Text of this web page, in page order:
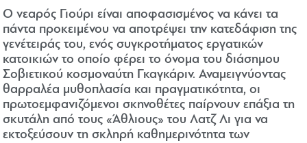
Ο νεαρός Γιούρι είναι αποφασισμένος να κάνει τα
πάντα προκειμένου να αποτρέψει την κατεδάφιση της
γενέτειράς του, ενός συγκροτήματος εργατικών
κατοικιών το οποίο φέρει το όνομα του διάσημου
Σοβιετικού κοσμοναύτη Γκαγκάριν. Αναμειγνύοντας
θαρραλέα μυθοπλασία και πραγματικότητα, οι
πρωτοεμφανιζόμενοι σκηνοθέτες παίρνουν επάξια τη
σκυτάλη από τους «Άθλιους» του Λατζ Λι για να
εκτοξεύσουν τη σκληρή καθημερινότητα των